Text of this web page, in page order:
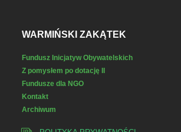
WARMIŃSKI ZAKĄTEK
Fundusz Inicjatyw Obywatelskich
Z pomysłem po dotację II
Fundusze dla NGO
Kontakt
Archiwum